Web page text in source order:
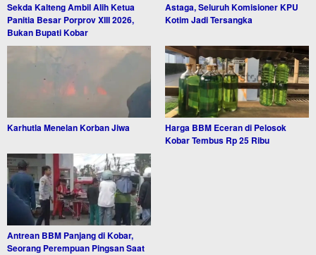
Sekda Kalteng Ambil Alih Ketua
Panitia Besar Porprov XIII 2026,
Bukan Bupati Kobar
Astaga, Seluruh Komisioner KPU
Kotim Jadi Tersangka
Karhutla Menelan Korban Jiwa
Harga BBM Eceran di Pelosok
Kobar Tembus Rp 25 Ribu
Antrean BBM Panjang di Kobar,
Seorang Perempuan Pingsan Saat